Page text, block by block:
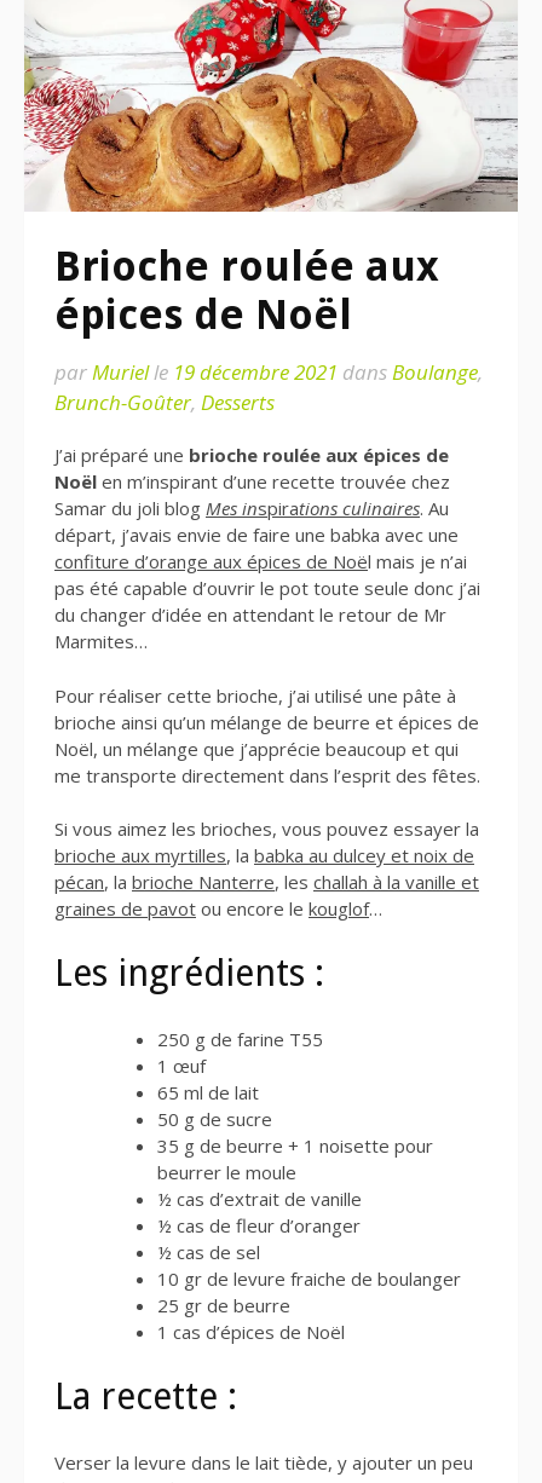
Brioche roulée aux
épices de Noël
parMurielle 19 décembre 2021 dansBoulange,
Brunch-Goûter, Desserts
J’ai préparé une brioche roulée aux épices de
Noël en m’inspirant d’une recette trouvée chez
Samar du joli blog Mes inspirations culinaires. Au
départ, j’avais envie de faire une babka avec une
confiture d’orange aux épices de Noël mais je n’ai
pas été capable d’ouvrir le pot toute seule donc j’ai
du changer d’idée en attendant le retour de Mr
Marmites…
Pour réaliser cette brioche, j’ai utilisé une pâte à
brioche ainsi qu’un mélange de beurre et épices de
Noël, un mélange que j’apprécie beaucoup et qui
me transporte directement dans l’esprit des fêtes.
Si vous aimez les brioches, vous pouvez essayer la
brioche aux myrtilles, la babka au dulcey et noix de
pécan, la brioche Nanterre, les challah à la vanille et
graines de pavot ou encore le kouglof…
Les ingrédients :
250 g de farine T55
1 œuf
65 ml de lait
50 g de sucre
35 g de beurre + 1 noisette pour
beurrer le moule
½ cas d’extrait de vanille
½ cas de fleur d’oranger
½ cas de sel
10 gr de levure fraiche de boulanger
25 gr de beurre
1 cas d’épices de Noël
La recette :
Verser la levure dans le lait tiède, y ajouter un peu